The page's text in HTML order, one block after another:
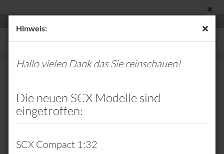
Hinweis:
Hallo vielen Dank das Sie reinschauen!
Die neuen SCX Modelle sind
eingetroffen:
SCX Compact 1:32
Ortmann Wieselflinke Reifen
8 pro Seite
pro Seite